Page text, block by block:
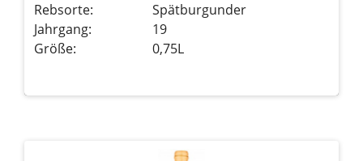
Rebsorte:
Spätburgunder
Jahrgang:
19
Größe:
0,75L